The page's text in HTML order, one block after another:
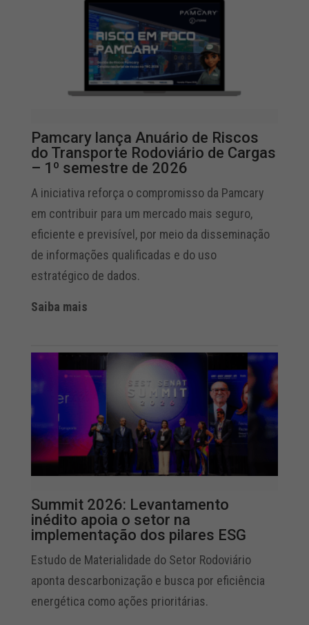
Pamcary lança Anuário de Riscos
do Transporte Rodoviário de Cargas
– 1º semestre de 2026
A iniciativa reforça o compromisso da Pamcary
em contribuir para um mercado mais seguro,
eficiente e previsível, por meio da disseminação
de informações qualificadas e do uso
estratégico de dados.
Saiba mais
Summit 2026: Levantamento
inédito apoia o setor na
implementação dos pilares ESG
Estudo de Materialidade do Setor Rodoviário
aponta descarbonização e busca por eficiência
energética como ações prioritárias.